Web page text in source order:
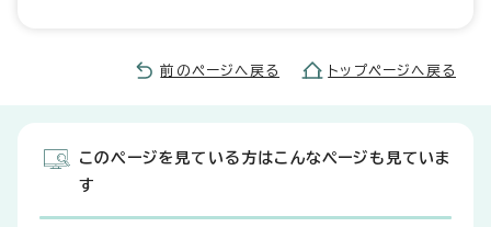
前のページへ戻る トップページへ戻る
このページを見ている方はこんなページも見ていま
す